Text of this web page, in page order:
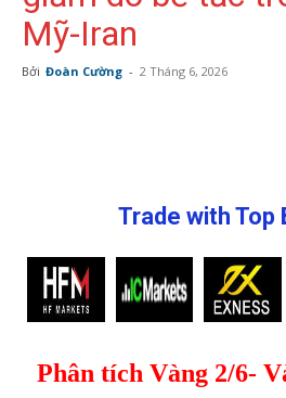
Mỹ-Iran
Bởi Đoàn Cường - 2 Tháng 6, 2026
Trade with Top
Phân tích Vàng 2/6-